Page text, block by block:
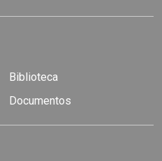
Biblioteca
Documentos